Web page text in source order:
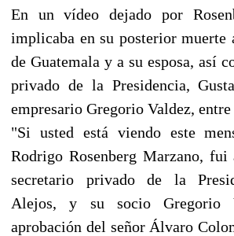
En un vídeo dejado por
implicaba en su posterior muerte
de Guatemala y a su esposa, así
privado de la Presidencia,
empresario Gregorio Valdez,
"Si usted está viendo este
Rodrigo Rosenberg Marzano, fui
secretario privado de la
Alejos, y su socio Gregorio
aprobación del señor Álvaro